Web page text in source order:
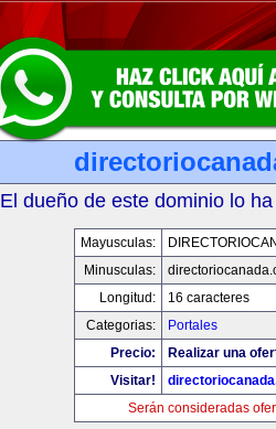
El dueño de este dominio lo
Mayusculas:
Minusculas:
Longitud:
16 caracteres
Categorias:
Portales
Precio:
Realizar una
Visitar!
Serán consideradas